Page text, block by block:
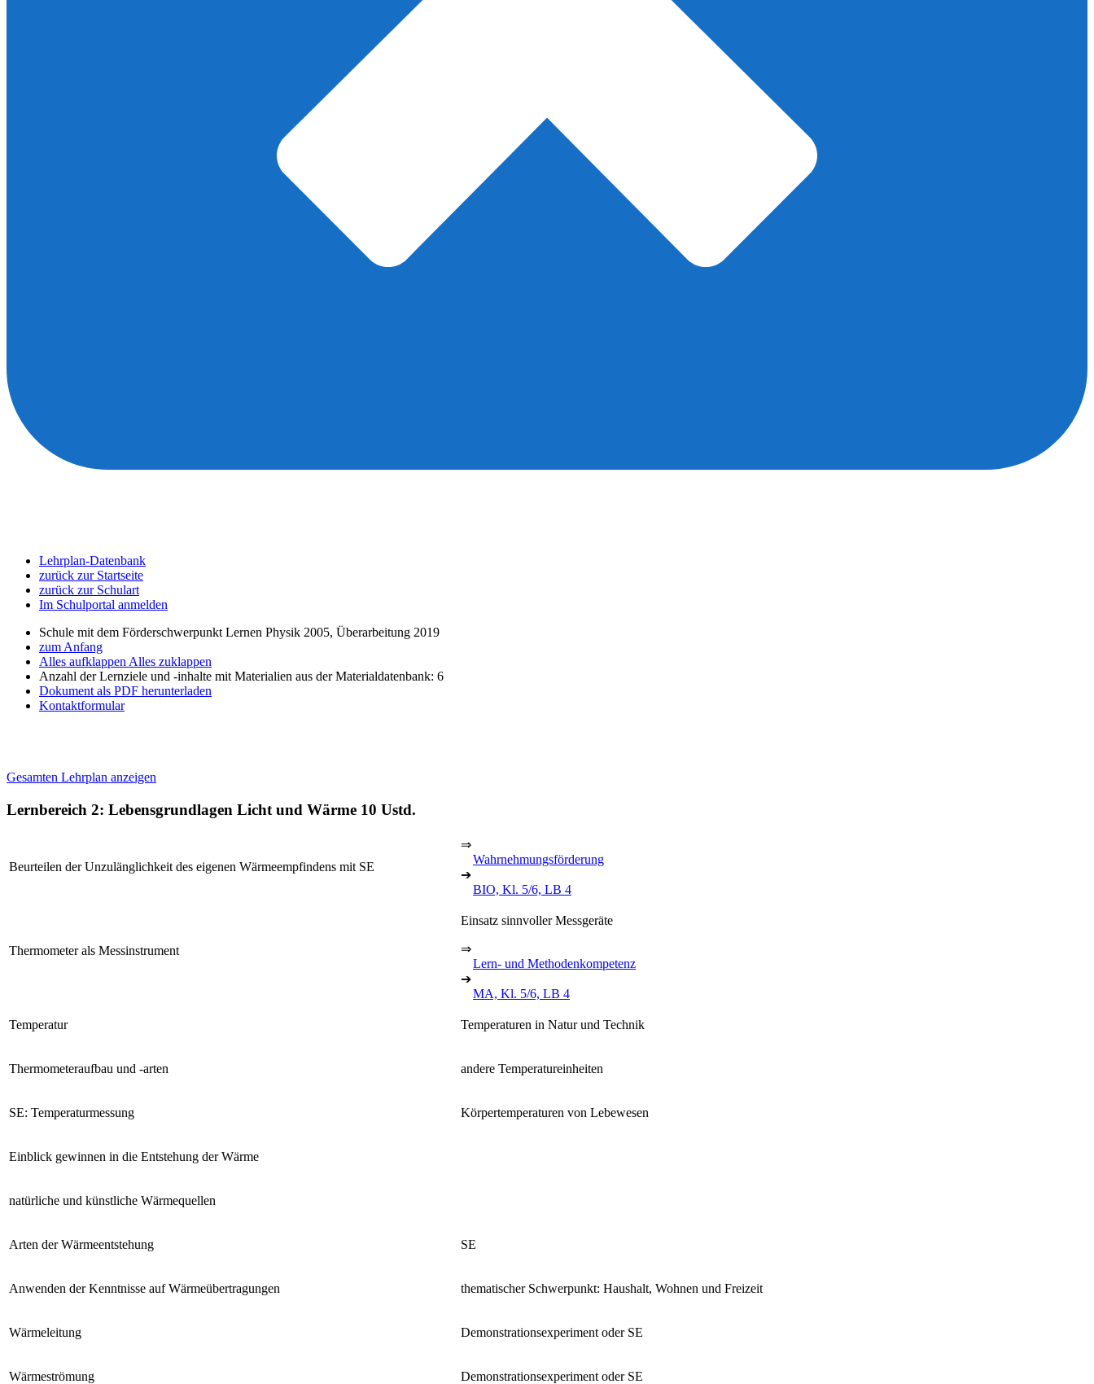
Lehrplan-Datenbank
zurück zur Startseite
zurück zur Schulart
Im Schulportal anmelden
Schule mit dem Förderschwerpunkt Lernen Physik 2005, Überarbeitung 2019
zum Anfang
Alles aufklappen Alles zuklappen
Anzahl der Lernziele und -inhalte mit Materialien aus der Materialdatenbank: 6
Dokument als PDF herunterladen
Kontaktformular
Gesamten Lehrplan anzeigen
Lernbereich 2: Lebensgrundlagen Licht und Wärme 10 Ustd.
Beurteilen der Unzulänglichkeit des eigenen Wärmeempfindens mit SE
⇒
Wahrnehmungsförderung
➔
BIO, Kl. 5/6, LB 4
Thermometer als Messinstrument
Einsatz sinnvoller Messgeräte
⇒
Lern- und Methodenkompetenz
➔
MA, Kl. 5/6, LB 4
Temperatur Temperaturen in Natur und Technik
Thermometeraufbau und -arten andere Temperatureinheiten
SE: Temperaturmessung Körpertemperaturen von Lebewesen
Einblick gewinnen in die Entstehung der Wärme
natürliche und künstliche Wärmequellen
Arten der Wärmeentstehung SE
Anwenden der Kenntnisse auf Wärmeübertragungen thematischer Schwerpunkt: Haushalt, Wohnen und Freizeit
Wärmeleitung Demonstrationsexperiment oder SE
Wärmeströmung Demonstrationsexperiment oder SE